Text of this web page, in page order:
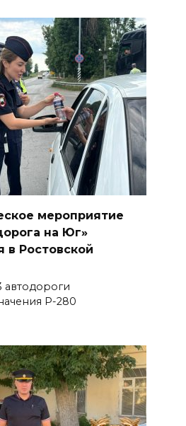
мероприятие
на Юг»
в Ростовской
автодороги
Р-280